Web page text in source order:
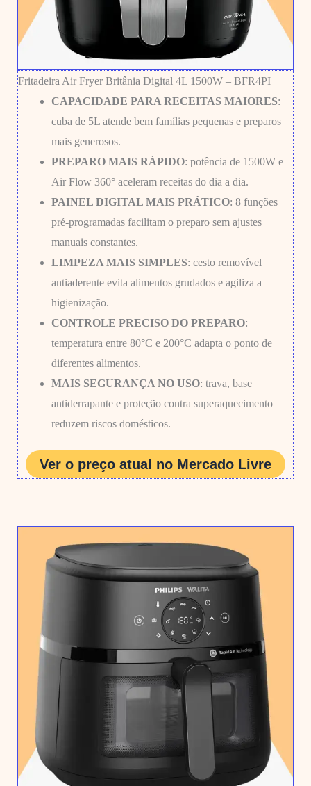
Fritadeira Air Fryer Britânia Digital 4L 1500W – BFR4PI
CAPACIDADE PARA RECEITAS MAIORES:
cuba de 5L atende bem famílias pequenas e preparos
mais generosos.
PREPARO MAIS RÁPIDO: potência de 1500W e
Air Flow 360° aceleram receitas do dia a dia.
PAINEL DIGITAL MAIS PRÁTICO: 8 funções
pré-programadas facilitam o preparo sem ajustes
manuais constantes.
LIMPEZA MAIS SIMPLES: cesto removível
antiaderente evita alimentos grudados e agiliza a
higienização.
CONTROLE PRECISO DO PREPARO:
temperatura entre 80°C e 200°C adapta o ponto de
diferentes alimentos.
MAIS SEGURANÇA NO USO: trava, base
antiderrapante e proteção contra superaquecimento
reduzem riscos domésticos.
Ver o preço atual no Mercado Livre